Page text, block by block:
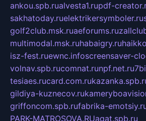
ankou.spb.rualvesta1.rupdf-
sakhatoday.ruelektrikersymboler.ru
golf2club.msk.ruaeforums.ru
multimodal.msk.ruhabaigry.ru
isz-fest.ruewnc.infoscreensaver-
volnav.spb.rucomnat.runpf.net.ru
tesiaes.rucard.com.ru
gildiya-kuznecov.ru
griffoncom.spb.rufabrika-
PARK-MATROSOVA.RUagat.spb.ru